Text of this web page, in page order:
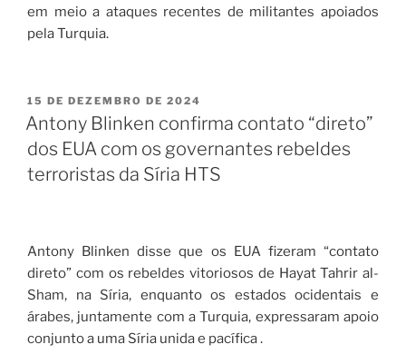
em meio a ataques recentes de militantes apoiados
pela Turquia.
15 DE DEZEMBRO DE 2024
Antony Blinken confirma contato “direto”
dos EUA com os governantes rebeldes
terroristas da Síria HTS
Antony Blinken disse que os EUA fizeram “contato
direto” com os rebeldes vitoriosos de Hayat Tahrir al-
Sham, na Síria, enquanto os estados ocidentais e
árabes, juntamente com a Turquia, expressaram apoio
conjunto a uma Síria unida e pacífica .